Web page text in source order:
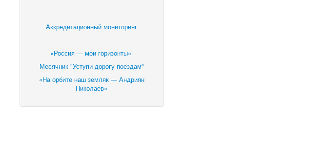
Аккредитационный мониторинг
«Россия — мои горизонты»
Месячник "Уступи дорогу поездам"
«На орбите наш земляк — Андриян
Николаев»